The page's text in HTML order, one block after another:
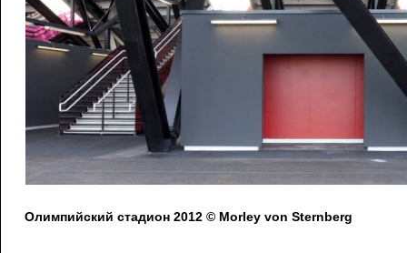
Олимпийский стадион 2012 © Morley von Sternberg